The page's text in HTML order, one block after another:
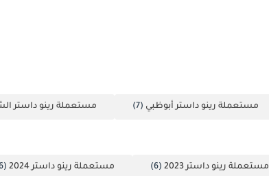
مستعملة رينو داستر أبوظبي (7) مستعملة رينو داستر
مستعملة رينو داستر 2023 (6) مستعملة رينو داستر 2024 (6)